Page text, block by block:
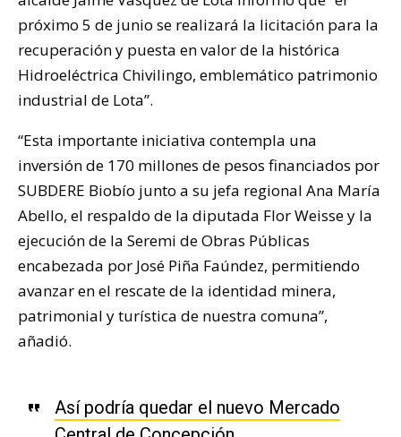
próximo 5 de junio se realizará la licitación para la
recuperación y puesta en valor de la histórica
Hidroeléctrica Chivilingo, emblemático patrimonio
industrial de Lota”.
“Esta importante iniciativa contempla una
inversión de 170 millones de pesos financiados por
SUBDERE Biobío junto a su jefa regional Ana María
Abello, el respaldo de la diputada Flor Weisse y la
ejecución de la Seremi de Obras Públicas
encabezada por José Piña Faúndez, permitiendo
avanzar en el rescate de la identidad minera,
patrimonial y turística de nuestra comuna”,
añadió.
Así podría quedar el nuevo Mercado